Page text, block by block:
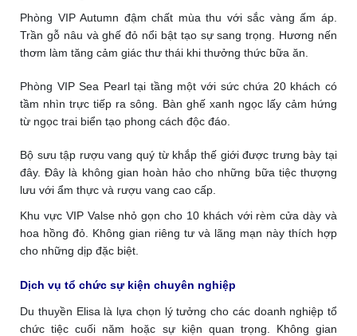
Phòng VIP Autumn đậm chất mùa thu với sắc vàng ấm áp.
Trần gỗ nâu và ghế đỏ nổi bật tạo sự sang trọng. Hương nến
thơm làm tăng cảm giác thư thái khi thưởng thức bữa ăn.
Phòng VIP Sea Pearl tại tầng một với sức chứa 20 khách có
tầm nhìn trực tiếp ra sông. Bàn ghế xanh ngọc lấy cảm hứng
từ ngọc trai biển tạo phong cách độc đáo.
Bộ sưu tập rượu vang quý từ khắp thế giới được trưng bày tại
đây. Đây là không gian hoàn hảo cho những bữa tiệc thượng
lưu với ẩm thực và rượu vang cao cấp.
Khu vực VIP Valse nhỏ gọn cho 10 khách với rèm cửa dày và
hoa hồng đỏ. Không gian riêng tư và lãng mạn này thích hợp
cho những dịp đặc biệt.
Dịch vụ tổ chức sự kiện chuyên nghiệp
Du thuyền Elisa là lựa chọn lý tưởng cho các doanh nghiệp tổ
chức tiệc cuối năm hoặc sự kiện quan trọng. Không gian